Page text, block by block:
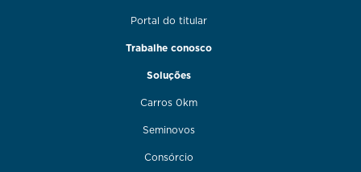
Portal do titular
Trabalhe conosco
Soluções
Carros 0km
Seminovos
Consórcio